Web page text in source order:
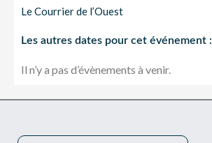
Le Courrier de l’Ouest
Les autres dates pour cet événement :
Il n’y a pas d’évènements à venir.